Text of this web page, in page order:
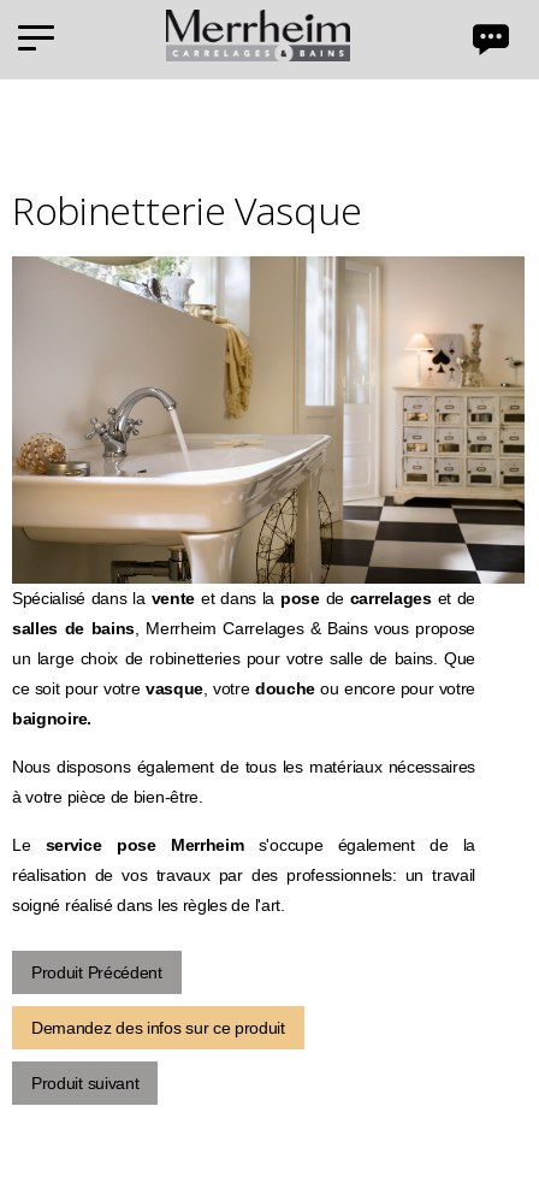
Robinetterie Vasque
Spécialisé dans la vente et dans la posede carrelageset de
salles de bains, Merrheim Carrelages & Bains vous propose
un large choix de robinetteries pour votre salle de bains. Que
ce soit pour votre vasque, votre douche ou encore pour votre
baignoire.
Nous disposons également de tous les matériaux nécessaires
à votre pièce de bien-être.
Le service pose Merrheims'occupe également de la
réalisation de vos travaux par des professionnels: un travail
soigné réalisé dans les règles de l'art.
Produit Précédent
Demandez des infos sur ce produit
Produit suivant
Panneau de gestion des cookies